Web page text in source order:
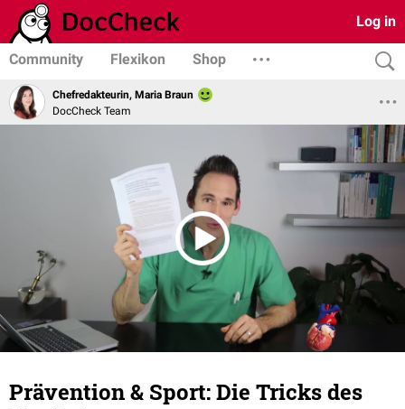
Log in
Community Flexikon Shop
Chefredakteurin, Maria Braun
DocCheck Team
Prävention & Sport: Die Tricks des